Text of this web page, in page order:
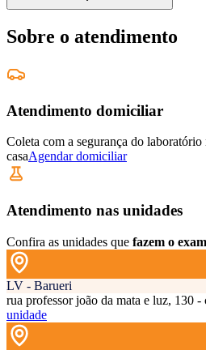
Sobre o atendimento
Atendimento domiciliar
Coleta com a segurança do
casaAgendar domiciliar
Atendimento nas unidades
Confira as unidades que fazem o
LV - Barueri
rua professor joão da mata e luz, 130 -
unidade